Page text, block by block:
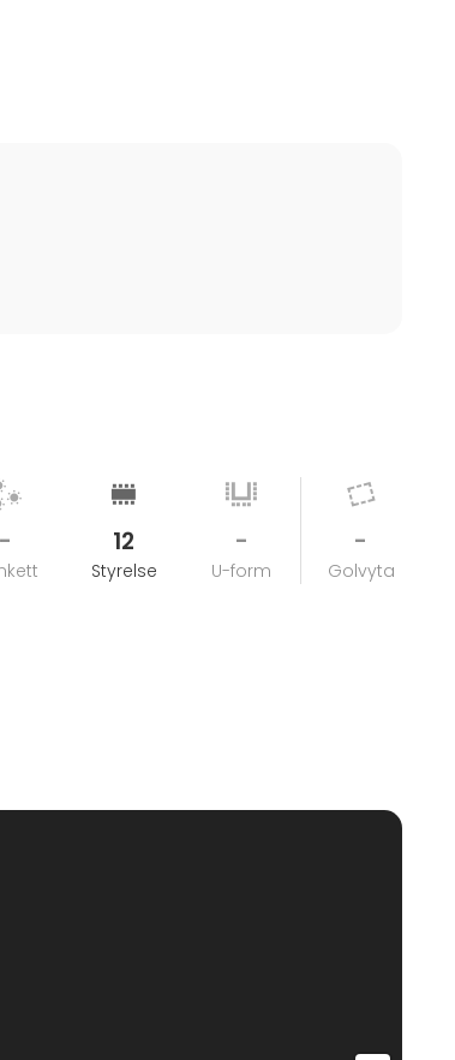
pyyhkeet, pefletit, hygienia
tilaisuutta.
% ja sen jälkeen 100 % varauksen
- 12
Styrelse
-
U-form
-
Golvyta